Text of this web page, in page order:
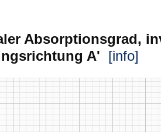
Absorptionsgrad,
A' [info]